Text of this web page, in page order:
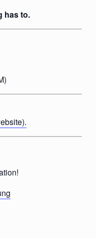
has to.